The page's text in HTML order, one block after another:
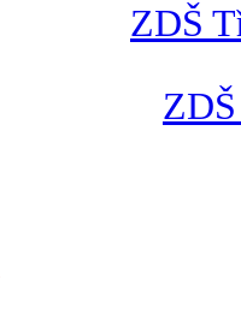
ZDŠ